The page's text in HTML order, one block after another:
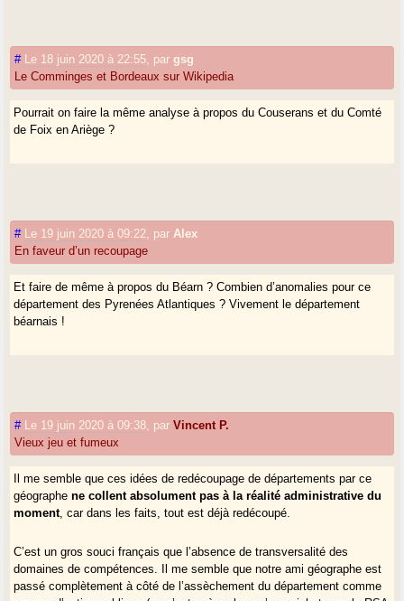
# Le 18 juin 2020 à 22:55 pargsg
Le Comminges et Bordeaux sur Wikipedia
Pourrait on faire la même analyse à propos du Couserans et du Comté
de Foix en Ariège ?
# Le 19 juin 2020 à 09:22 par Alex
En faveur d’un recoupage
Et faire de même à propos du Béarn ? Combien d’anomalies pour ce
département des Pyrenées Atlantiques ? Vivement le département
béarnais !
# Le 19 juin 2020 à 09:38 parVincent P.
Vieux jeu et fumeux
Il me semble que ces idées de redécoupage de départements par ce
géographene collent absolument pas à la réalité administrative du
moment, car dans les faits, tout est déjà redécoupé.
C’est un gros souci français que l’absence de transversalité des
domaines de compétences. Il me semble que notre ami géographe est
passé complètement à côté de l’assèchement du département comme